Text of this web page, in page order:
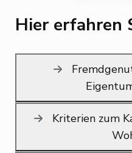
Hier erfahren
Kriterien zum